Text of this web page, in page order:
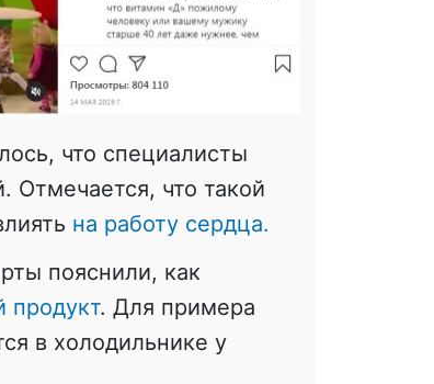
что специалисты
Отмечается, что такой
на работу сердца.
пояснили, как
продукт. Для примера
в холодильнике у